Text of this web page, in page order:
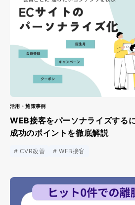
活用・施策事例
WEB接客をパーソナライズする
成功のポイントを徹底解説
CVR改善 WEB接客